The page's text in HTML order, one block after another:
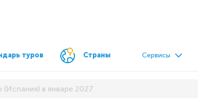
туров Страны Сервисы
в январе 2027